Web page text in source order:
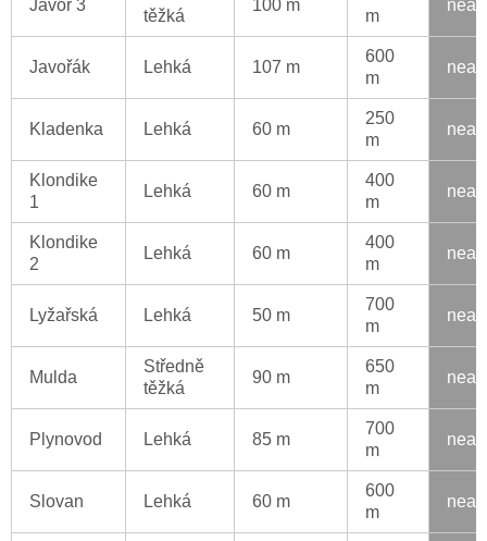
Javor 3
těžká
100 m
m
Javořák Lehká 107 m
600
m
Kladenka Lehká 60 m
250
m
Klondike
1
Lehká 60 m
400
m
Klondike
2
Lehká 60 m
400
m
Lyžařská Lehká 50 m
700
m
Mulda
Středně
těžká
90 m
650
m
Plynovod Lehká 85 m
700
m
Slovan Lehká 60 m
600
m